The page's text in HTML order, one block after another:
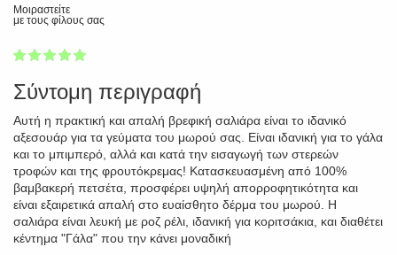
Μοιραστείτε
με τους φίλους σας
1
2
3
4
5
Σύντομη περιγραφή
Αυτή η πρακτική και απαλή βρεφική σαλιάρα είναι το ιδανικό
αξεσουάρ για τα γεύματα του μωρού σας. Είναι ιδανική για το γάλα
και το μπιμπερό, αλλά και κατά την εισαγωγή των στερεών
τροφών και της φρουτόκρεμας! Κατασκευασμένη από 100%
βαμβακερή πετσέτα, προσφέρει υψηλή απορροφητικότητα και
είναι εξαιρετικά απαλή στο ευαίσθητο δέρμα του μωρού. Η
σαλιάρα είναι λευκή με ροζ ρέλι, ιδανική για κοριτσάκια, και διαθέτει
κέντημα "Γάλα" που την κάνει μοναδική